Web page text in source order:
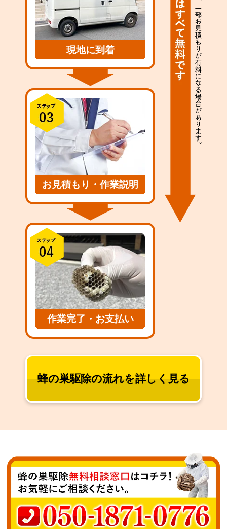
現地に到着
お見積もり・作業説明
作業完了・お支払い
蜂の巣駆除の流れを詳しく見る